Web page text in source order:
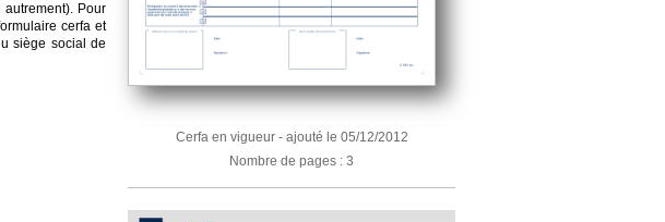
Pour
cerfa et
siège social de
Cerfa en vigueur - ajouté le 05/12/2012
Nombre de pages : 3